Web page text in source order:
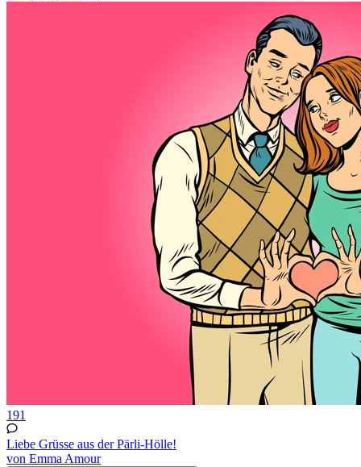
191
Liebe Grüsse aus der Pärli-Hölle!
von Emma Amour